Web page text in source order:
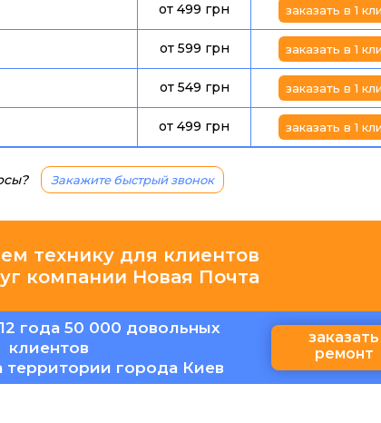
от 499 грн заказать в 1
от 599 грн заказать в 1
от 549 грн заказать в 1
от 499 грн заказать в 1
Закажите быстрый звонок
технику для клиентов
компании Новая Почта
года 50 000 довольных
клиентов
территории города Киев
заказать
ремонт